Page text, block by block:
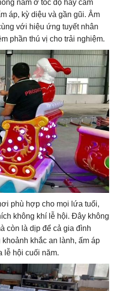
nằm ở tốc độ hay cảm
áp, kỳ diệu và gần gũi. Âm
với hiệu ứng tuyết nhân
phần thú vị cho trải nghiệm.
phù hợp cho mọi lứa tuổi,
không khí lễ hội. Đây không
còn là dịp để cả gia đình
khắc an lành, ấm áp
lễ hội cuối năm.